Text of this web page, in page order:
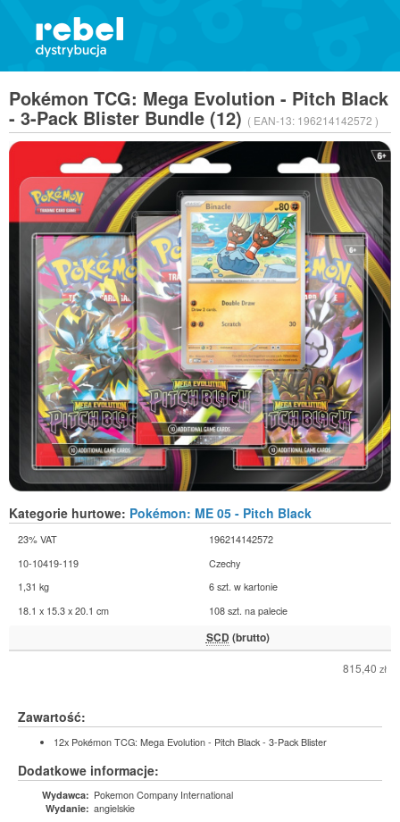
Pokémon TCG: Mega Evolution - Pitch Black
- 3-Pack Blister Bundle (12) ( EAN-13: 196214142572 )
Kategorie hurtowe: Pokémon: ME 05 - Pitch Black
23% VAT
196214142572
10-10419-119
Czechy
1,31 kg
6 szt. w kartonie
18.1 x 15.3 x 20.1 cm
108 szt. na palecie
SCD (brutto)
815,40 zł
Zawartość:
12x Pokémon TCG: Mega Evolution - Pitch Black - 3-Pack Blister
Dodatkowe informacje:
Wydawca: Pokemon Company International
Wydanie: angielskie